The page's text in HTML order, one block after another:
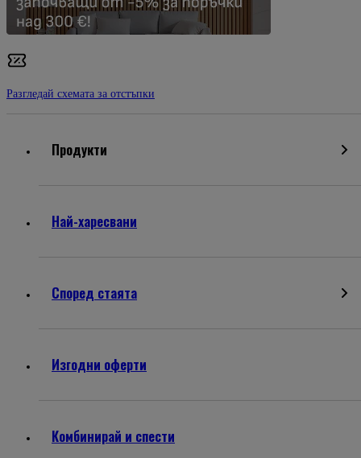
Разгледай схемата за отстъпки
Продукти
Най-харесвани
Според стаята
Изгодни оферти
Комбинирай и спести